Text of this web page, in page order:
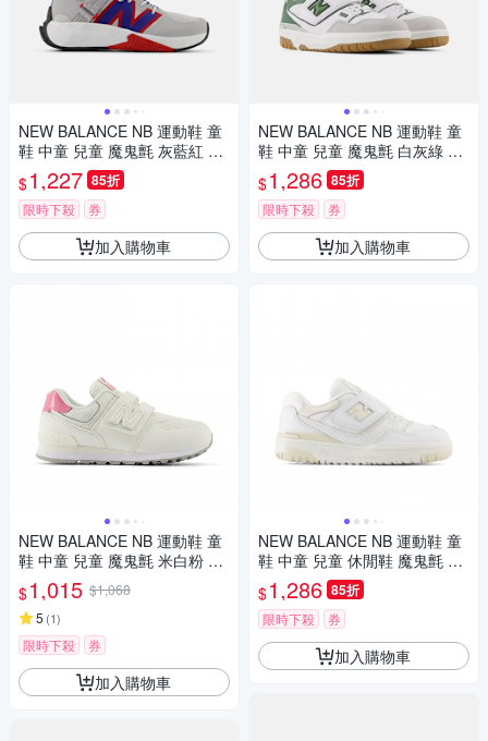
NEW BALANCE NB 運動鞋 童
鞋 中童 兒童 魔鬼氈 灰藍紅 PT
FCYAM-W楦
$1,227 85折
限時下殺 券
加入購物車
NEW BALANCE NB 運動鞋 童
鞋 中童 兒童 魔鬼氈 米白粉 PV
5742BA-W楦
$1,015 $1,068
5 (1)
限時下殺 券
加入購物車
NEW BALANCE NB 運動鞋 童
鞋 中童 兒童 魔鬼氈 白灰綠 PH
B550SD-M楦
$1,286 85折
限時下殺 券
加入購物車
NEW BALANCE NB 運動鞋 童
鞋 中童 兒童 休閒鞋 魔鬼氈 奶
油白 PHB550BK-M楦
$1,286 85折
限時下殺 券
加入購物車